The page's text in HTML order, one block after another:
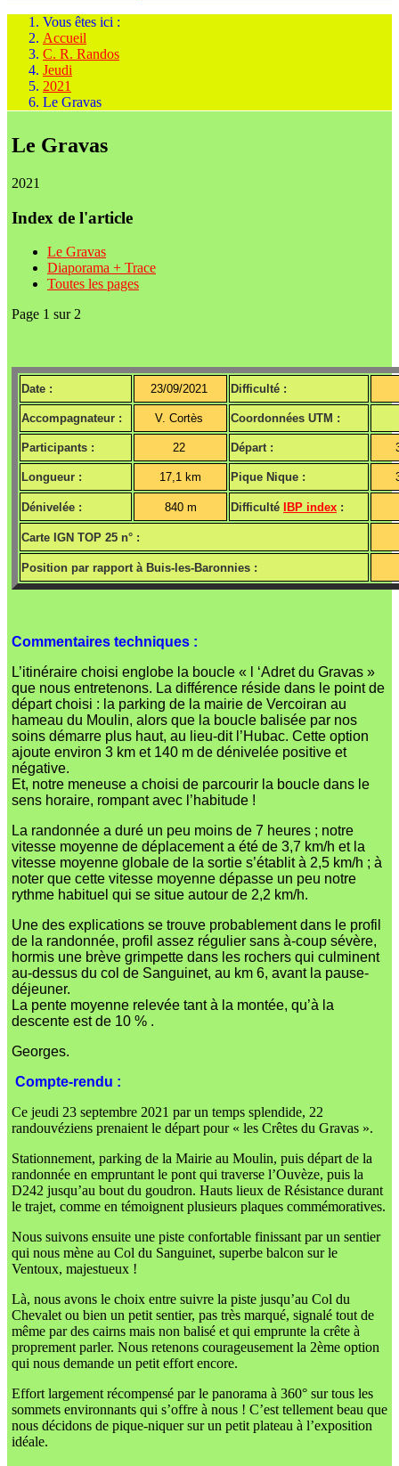
Vous êtes ici :
Accueil
C. R. Randos
Jeudi
2021
Le Gravas
Le Gravas
2021
Index de l'article
Le Gravas
Diaporama + Trace
Toutes les pages
Page 1 sur 2
Date : 23/09/2021 Difficulté :
Accompagnateur : V. Cortès Coordonnées UTM :
Participants : 22 Départ :
Longueur : 17,1 km Pique Nique :
Dénivelée : 840 m Difficulté IBP index :
Carte IGN TOP 25 n° :
Position par rapport à Buis-les-Baronnies :
Commentaires techniques :
L’itinéraire choisi englobe la boucle « l ‘Adret du Gravas »
que nous entretenons. La différence réside dans le point de
départ choisi : la parking de la mairie de Vercoiran au
hameau du Moulin, alors que la boucle balisée par nos
soins démarre plus haut, au lieu-dit l’Hubac. Cette option
ajoute environ 3 km et 140 m de dénivelée positive et
négative.
Et, notre meneuse a choisi de parcourir la boucle dans le
sens horaire, rompant avec l’habitude !
La randonnée a duré un peu moins de 7 heures ; notre
vitesse moyenne de déplacement a été de 3,7 km/h et la
vitesse moyenne globale de la sortie s’établit à 2,5 km/h ; à
noter que cette vitesse moyenne dépasse un peu notre
rythme habituel qui se situe autour de 2,2 km/h.
Une des explications se trouve probablement dans le profil
de la randonnée, profil assez régulier sans à-coup sévère,
hormis une brève grimpette dans les rochers qui culminent
au-dessus du col de Sanguinet, au km 6, avant la pause-
déjeuner.
La pente moyenne relevée tant à la montée, qu’à la
descente est de 10 % .
Georges.
Compte-rendu :
Ce jeudi 23 septembre 2021 par un temps splendide, 22
randouvéziens prenaient le départ pour « les Crêtes du Gravas ».
Stationnement, parking de la Mairie au Moulin, puis départ de la
randonnée en empruntant le pont qui traverse l’Ouvèze, puis la
D242 jusqu’au bout du goudron. Hauts lieux de Résistance durant
le trajet, comme en témoignent plusieurs plaques commémoratives.
Nous suivons ensuite une piste confortable finissant par un sentier
qui nous mène au Col du Sanguinet, superbe balcon sur le
Ventoux, majestueux !
Là, nous avons le choix entre suivre la piste jusqu’au Col du
Chevalet ou bien un petit sentier, pas très marqué, signalé tout de
même par des cairns mais non balisé et qui emprunte la crête à
proprement parler. Nous retenons courageusement la 2ème option
qui nous demande un petit effort encore.
Effort largement récompensé par le panorama à 360° sur tous les
sommets environnants qui s’offre à nous ! C’est tellement beau que
nous décidons de pique-niquer sur un petit plateau à l’exposition
idéale.